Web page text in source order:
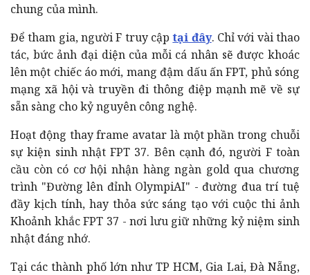
chung của mình.
Để tham gia, người F truy cậptại đây. Chỉ với vài thao
tác, bức ảnh đại diện của mỗi cá nhân sẽ được khoác
lên một chiếc áo mới, mang đậm dấu ấn FPT, phủ sóng
mạng xã hội và truyền đi thông điệp mạnh mẽ về sự
sẵn sàng cho kỷ nguyên công nghệ.
Hoạt động thay frame avatar là một phần trong chuỗi
sự kiện sinh nhật FPT 37. Bên cạnh đó, người F toàn
cầu còn có cơ hội nhận hàng ngàn gold qua chương
trình "Đường lên đỉnh OlympiAI" - đường đua trí tuệ
đầy kịch tính, hay thỏa sức sáng tạo với cuộc thi ảnh
Khoảnh khắc FPT 37 - nơi lưu giữ những kỷ niệm sinh
nhật đáng nhớ.
Tại các thành phố lớn như TP HCM, Gia Lai, Đà Nẵng,